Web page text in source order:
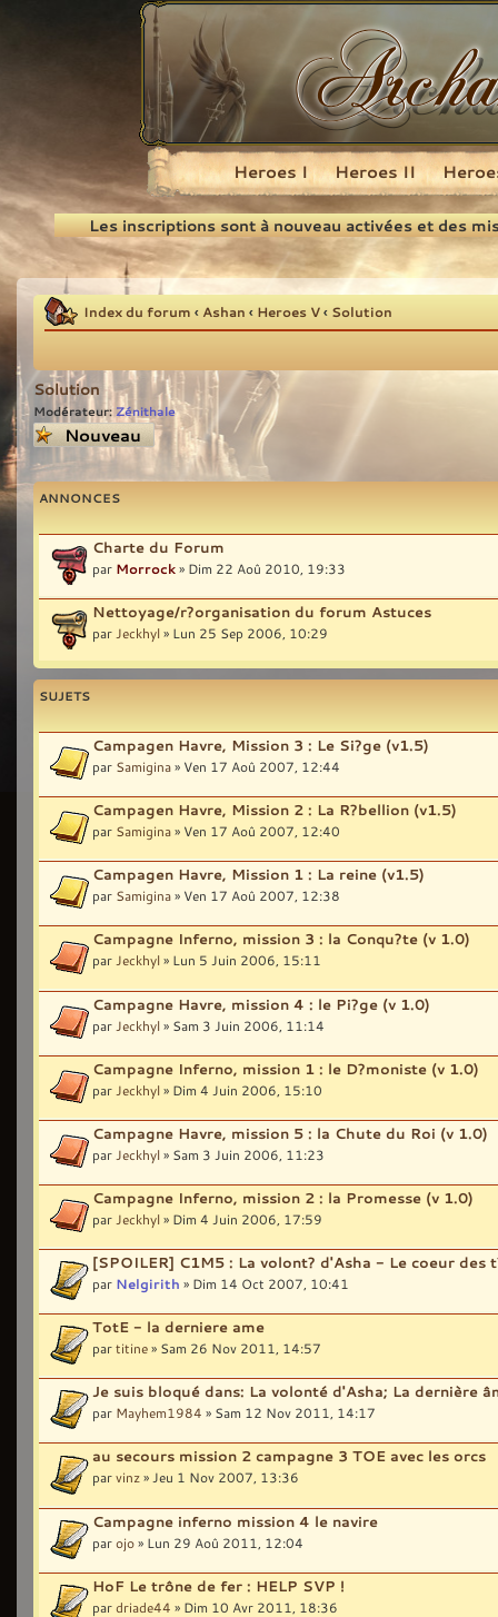
Recherche
Heroes I Heroes II
Les inscriptions sont à nouveau activées et des
Index du forum ‹ Ashan ‹ Heroes V‹ Solution
Solution
Modérateur: Zénithale
Écrire un nouveau
sujet
ANNONCES
Charte du Forum
par Morrock» Dim 22 Aoû 2010, 19:33
Nettoyage/r?organisation du forum Astuces
par Jeckhyl» Lun 25 Sep 2006, 10:29
SUJETS
Campagen Havre, Mission 3 : Le Si?ge (v1.5)
par Samigina» Ven 17 Aoû 2007, 12:44
Campagen Havre, Mission 2 : La R?bellion (v1.5)
par Samigina» Ven 17 Aoû 2007, 12:40
Campagen Havre, Mission 1 : La reine (v1.5)
par Samigina» Ven 17 Aoû 2007, 12:38
Campagne Inferno, mission 3 : la Conqu?te (v 1.0)
parJeckhyl» Lun 5 Juin 2006, 15:11
Campagne Havre, mission 4 : le Pi?ge (v 1.0)
par Jeckhyl» Sam 3 Juin 2006, 11:14
Campagne Inferno, mission 1 : le D?moniste (v 1.0)
par Jeckhyl» Dim 4 Juin 2006, 15:10
Campagne Havre, mission 5 : la Chute du Roi (v 1.0)
par Jeckhyl» Sam 3 Juin 2006, 11:23
Campagne Inferno, mission 2 : la Promesse (v 1.0)
par Jeckhyl» Dim 4 Juin 2006, 17:59
[SPOILER] C1M5 : La volont? d'Asha - Le coeur des
par Nelgirith » Dim 14 Oct 2007, 10:41
TotE - la derniere ame
partitine» Sam 26 Nov 2011, 14:57
Je suis bloqué dans: La volonté d'Asha; La dernière
par Mayhem1984 » Sam 12 Nov 2011, 14:17
au secours mission 2 campagne 3 TOE avec les orcs
parvinz» Jeu 1 Nov 2007, 13:36
Campagne inferno mission 4 le navire
parojo» Lun 29 Aoû 2011, 12:04
HoF Le trône de fer : HELP SVP !
pardriade44 » Dim 10 Avr 2011, 18:36